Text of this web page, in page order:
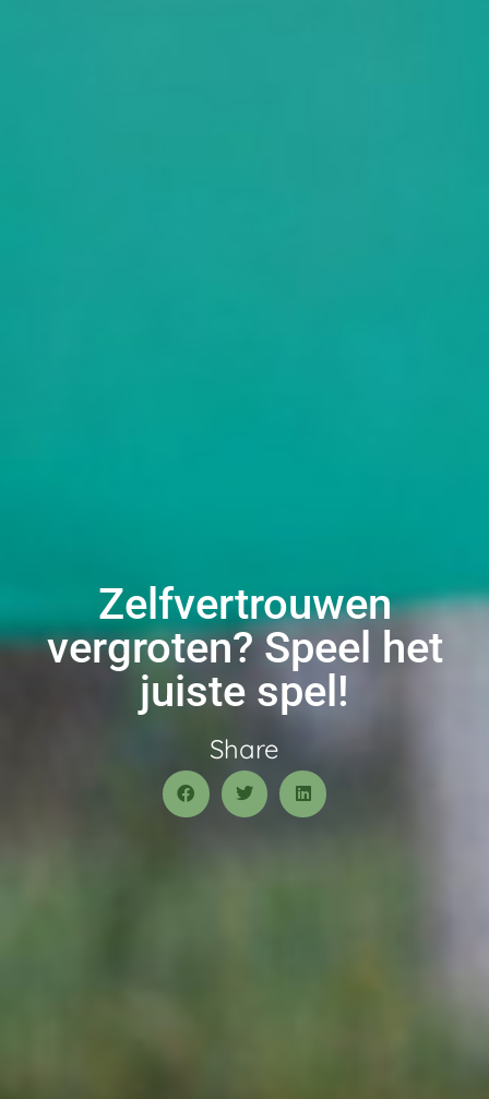
Zelfvertrouwen
vergroten? Speel het
juiste spel!
Share